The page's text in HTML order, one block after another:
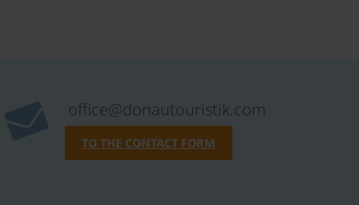
office@donautouristik.com
TO THE CONTACT FORM